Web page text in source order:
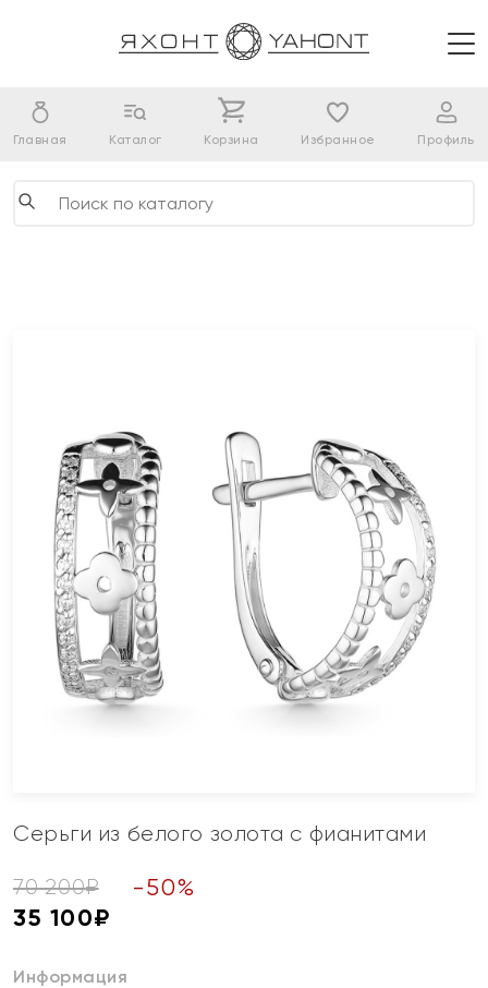
Главная Каталог Корзина Избранное Профиль
Серьги из белого золота с фианитами
70 200₽ -50%
35 100₽
Информация